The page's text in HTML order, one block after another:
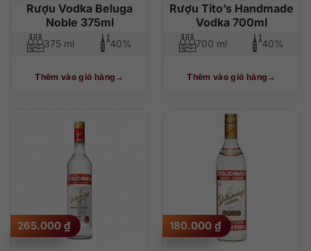
Rượu Vodka Beluga
Noble 375ml
375 ml 40%
Thêm vào giỏ hàng
Rượu Tito’s Handmade
Vodka 700ml
700 ml 40%
Thêm vào giỏ hàng
265.000 ₫ 180.000 ₫